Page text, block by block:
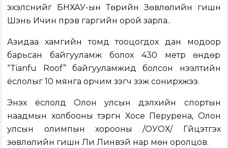
эхэлснийг БНХАУ-ын Төрийн Зөвлөлийн гишүүн
Шэнь Ичин пүрэв гаргийн орой зарла..
Азидаа хамгийн томд тооцогдох дан модоор
барьсан байгууламж болох 430 метр өндөр
“Tianfu Roof” байгууламжид болсон нээлтийн
ёслолыг 10 мянга орчим үзэгч үзэж сонирхжээ.
Энэхүү ёслолд Олон улсын дэлхийн спортын
наадмын холбооны тэргүүн Хосе Перурена, Олон
улсын олимпын хорооны /ОУОХ/ Гүйцэтгэх
зөвлөлийн гишүүн Ли Линвэй нар мөн оролцов.